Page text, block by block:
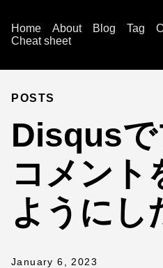
Home About Blog Tag
Cheat sheet
POSTS
Disqus
コメント
ようにし
January 6, 2023